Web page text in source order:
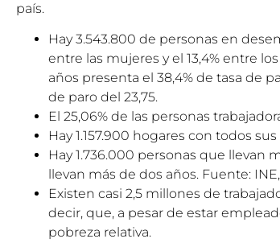
país.
Hay 3.543.800 de personas en
entre las mujeres y el 13,4% entre
años presenta el 38,4% de tasa de
de paro del 23,75.
El 25,06% de las personas
Hay 1.157.900 hogares con todos
Hay 1.736.000 personas que llevan
llevan más de dos años. Fuente:
Existen casi 2,5 millones de
decir, que, a pesar de estar
pobreza relativa.